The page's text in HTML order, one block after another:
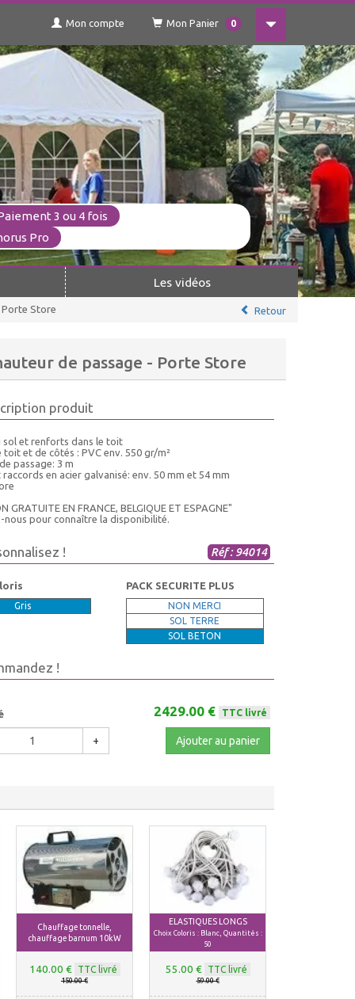
Mon compte Mon Panier 0
3 ou 4 fois
Pro
Les vidéos
Porte Store Retour
de passage - Porte Store
produit
sol et renforts dans le toit
toit et de côtés : PVC env. 550 gr/m²
passage: 3 m
en acier galvanisé: env. 50 mm et 54 mm
GRATUITE EN FRANCE, BELGIQUE ET ESPAGNE"
nous pour connaître la disponibilité.
! Réf : 94014
Gris
PACK SECURITE PLUS
NON MERCI
SOL TERRE
SOL BETON
!
+
2429.00 € TTC livré
Ajouter au panier
Chauffage tonnelle,
chauffage barnum 10kW
140.00 € TTC livré
150.00 €
ELASTIQUES LONGS
Choix Coloris : Blanc, Quantités :
50
55.00 € TTC livré
59.00 €